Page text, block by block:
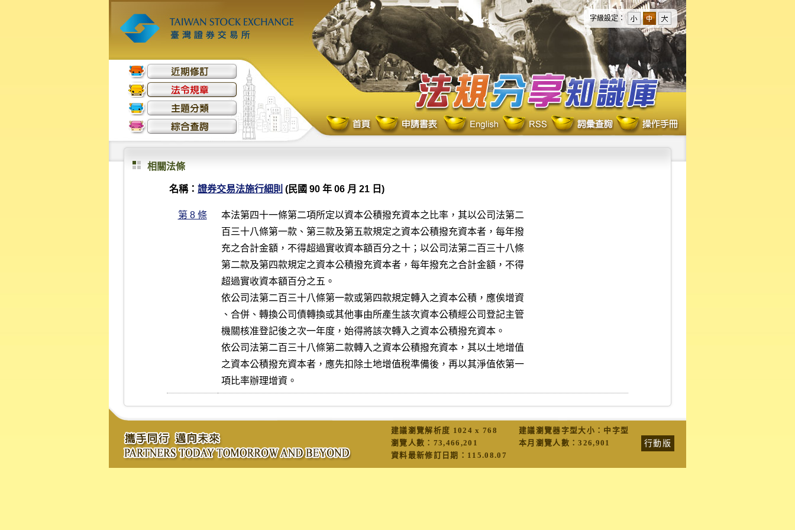
字級設定：
相關法條
名稱： 證券交易法施行細則 (民國 90 年 06 月 21 日)
第 8 條
本法第四十一條第二項所定以資本公積撥充資本之比率，其以公司法第二
百三十八條第一款、第三款及第五款規定之資本公積撥充資本者，每年撥
充之合計金額，不得超過實收資本額百分之十；以公司法第二百三十八條
第二款及第四款規定之資本公積撥充資本者，每年撥充之合計金額，不得
超過實收資本額百分之五。
依公司法第二百三十八條第一款或第四款規定轉入之資本公積，應俟增資
、合併、轉換公司債轉換或其他事由所產生該次資本公積經公司登記主管
機關核准登記後之次一年度，始得將該次轉入之資本公積撥充資本。
依公司法第二百三十八條第二款轉入之資本公積撥充資本，其以土地增值
之資本公積撥充資本者，應先扣除土地增值稅準備後，再以其淨值依第一
建議瀏覽解析度 1024 x 768 建議瀏覽器字型大小：中字型
行動版
瀏覽人數： 73,466,201 本月瀏覽人數：326,901
資料最新修訂日期： 115.08.07